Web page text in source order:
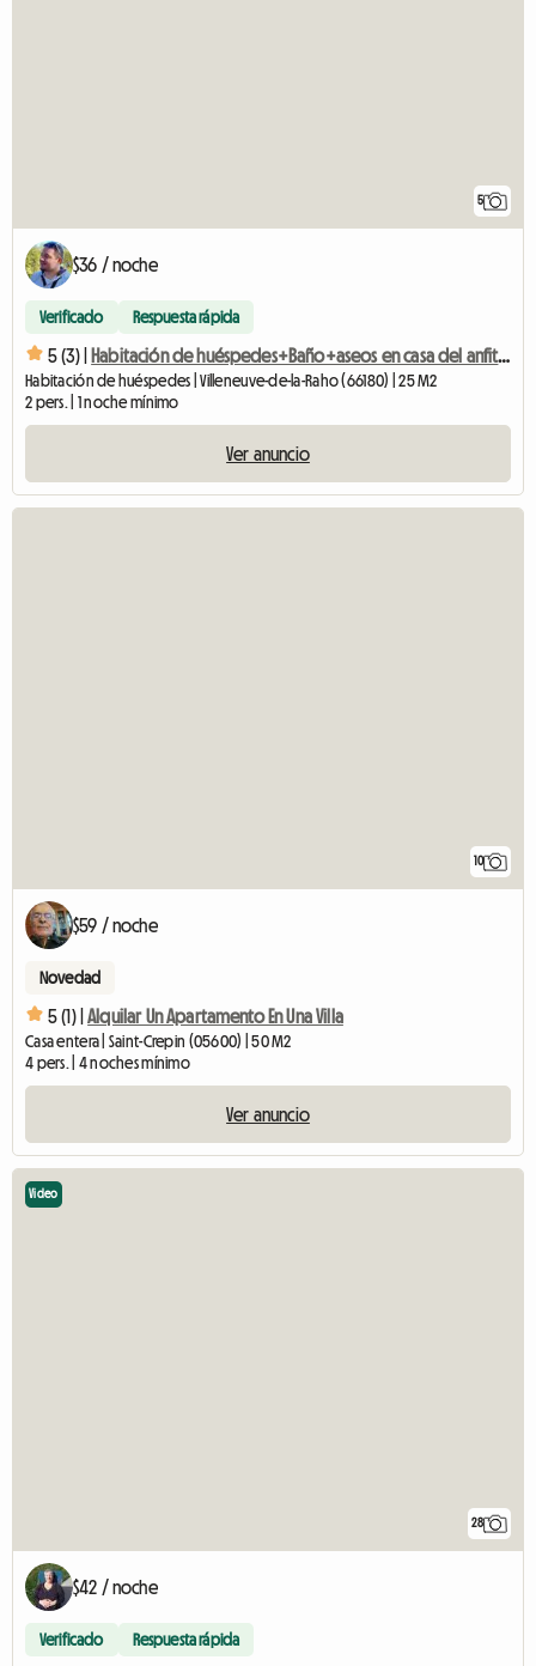
5
$36 / noche
Verificado Respuesta rápida
5 (3) | Habitación de huéspedes+Baño+aseos en casa del anfitrión (simpático)
Habitación de huéspedes | Villeneuve-de-la-Raho (66180) | 25 M2
2 pers. | 1 noche mínimo
Ver anuncio
10
$59 / noche
Novedad
5 (1) | Alquilar Un Apartamento En Una Villa
Casa entera | Saint-Crepin (05600) | 50 M2
4 pers. | 4 noches mínimo
Ver anuncio
28
Video
$42 / noche
Verificado Respuesta rápida